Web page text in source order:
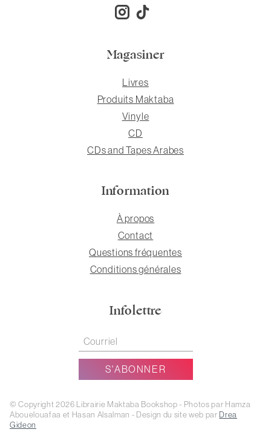
Magasiner
Livres
Produits Maktaba
Vinyle
CD
CDs and Tapes Arabes
Information
À propos
Contact
Questions fréquentes
Conditions générales
Infolettre
© Copyright 2026 Librairie Maktaba Bookshop - Photos par Hamza
Abouelouafaa et Hasan Alsalman - Design du site web parDrea
Gideon